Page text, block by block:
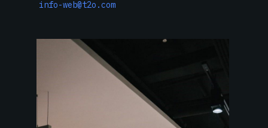
info-web@t2o.com